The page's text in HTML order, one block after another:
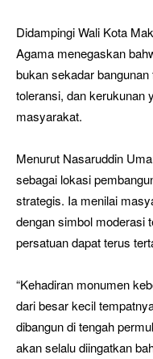
Didampingi Wali Kota
Agama menegaskan
bukan sekadar
toleransi, dan kerukunan
masyarakat.
Menurut Nasaruddin
sebagai lokasi
strategis. Ia menilai
dengan simbol moderasi
persatuan dapat terus
“Kehadiran monumen
dari besar kecil
dibangun di tengah
akan selalu diingatkan